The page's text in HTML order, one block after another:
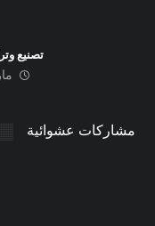
تصنيع
مشاركات عشوائية